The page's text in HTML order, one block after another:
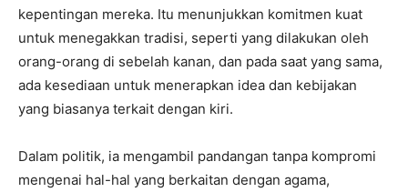
kepentingan mereka. Itu menunjukkan komitmen kuat
untuk menegakkan tradisi, seperti yang dilakukan oleh
orang-orang di sebelah kanan, dan pada saat yang sama,
ada kesediaan untuk menerapkan idea dan kebijakan
yang biasanya terkait dengan kiri.
Dalam politik, ia mengambil pandangan tanpa kompromi
mengenai hal-hal yang berkaitan dengan agama,